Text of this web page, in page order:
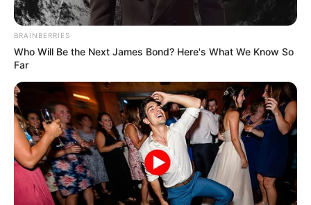
προαγωγή της Παγουτέλη
στην αντιπροεδρία του...
ΑΠΟΚΑΛΥΨΕΩΝ ΛΕΠΤΟ ΠΡΟΣ
ΛΕΠΤΟ. Ο...
Συνέντευξη Alexander Dugin
σχολιάζοντας τον λόγο
Πούτιν: Είναι η έναρξη της
Νικηφόρας...
ΕΠΕΙΓΟΝ: Στην απόφαση
ΑΠΑΓΟΡΕΥΣΗΣ rapid test από
τον Ε.Ο.Φ αναγράφεται
καθαρά ότι...
BRAINBERRIES
Who Will Be the Next James Bond? Here's What We Know So
Far